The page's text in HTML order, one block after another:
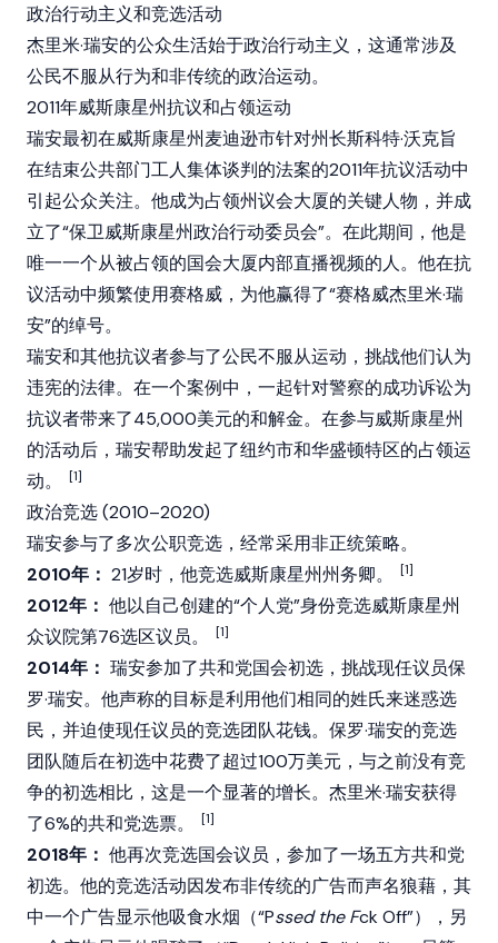
政治行动主义和竞选活动
杰里米·瑞安的公众生活始于政治行动主义，这通常涉及
公民不服从行为和非传统的政治运动。
2011年威斯康星州抗议和占领运动
瑞安最初在威斯康星州麦迪逊市针对州长斯科特·沃克旨
在结束公共部门工人集体谈判的法案的2011年抗议活动中
引起公众关注。他成为占领州议会大厦的关键人物，并成
立了“保卫威斯康星州政治行动委员会”。在此期间，他是
唯一一个从被占领的国会大厦内部直播视频的人。他在抗
议活动中频繁使用赛格威，为他赢得了“赛格威杰里米·瑞
安”的绰号。
瑞安和其他抗议者参与了公民不服从运动，挑战他们认为
违宪的法律。在一个案例中，一起针对警察的成功诉讼为
抗议者带来了45,000美元的和解金。在参与威斯康星州
的活动后，瑞安帮助发起了纽约市和华盛顿特区的占领运
动。
[1]
政治竞选 (2010–2020)
瑞安参与了多次公职竞选，经常采用非正统策略。
2010年： 21岁时，他竞选威斯康星州州务卿。 [1]
2012年： 他以自己创建的“个人党”身份竞选威斯康星州
众议院第76选区议员。
[1]
2014年： 瑞安参加了共和党国会初选，挑战现任议员保
罗·瑞安。他声称的目标是利用他们相同的姓氏来迷惑选
民，并迫使现任议员的竞选团队花钱。保罗·瑞安的竞选
团队随后在初选中花费了超过100万美元，与之前没有竞
争的初选相比，这是一个显著的增长。杰里米·瑞安获得
了6%的共和党选票。
[1]
2018年： 他再次竞选国会议员，参加了一场五方共和党
初选。他的竞选活动因发布非传统的广告而声名狼藉，其
中一个广告显示他吸食水烟（“Pssed the Fck Off”），另